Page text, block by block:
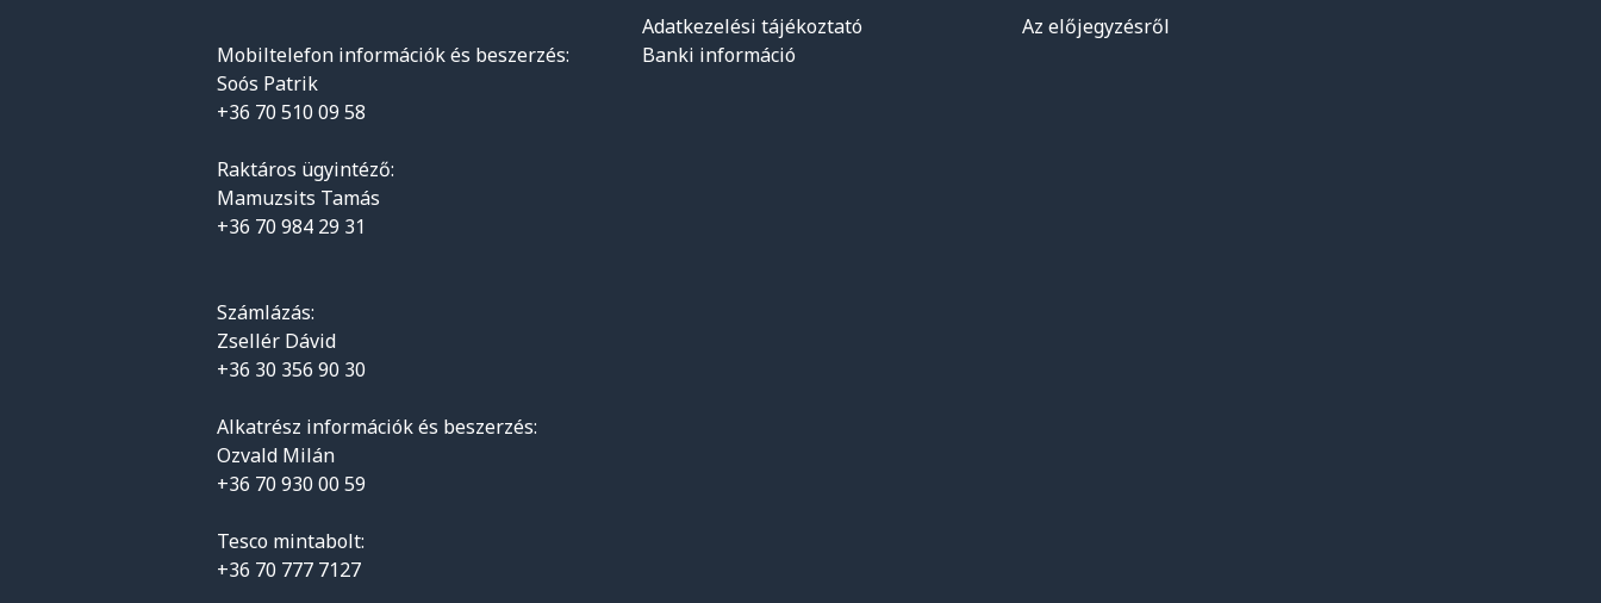
Mobiltelefon információk és beszerzés:
Soós Patrik
+36 70 510 09 58
Raktáros ügyintéző:
Mamuzsits Tamás
+36 70 984 29 31
Számlázás:
Zsellér Dávid
+36 30 356 90 30
Alkatrész információk és beszerzés:
Ozvald Milán
+36 70 930 00 59
Tesco mintabolt:
+36 70 777 7127
Adatkezelési tájékoztató
Banki információ
Az előjegyzésről